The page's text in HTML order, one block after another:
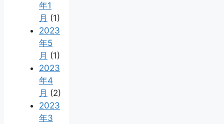
年1
月 (1)
2023
年5
月 (1)
2023
年4
月 (2)
2023
年3